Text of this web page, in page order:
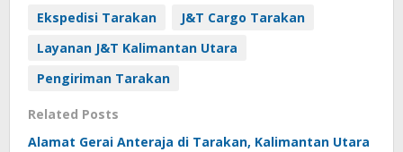
Ekspedisi Tarakan
J&T Cargo Tarakan
Layanan J&T Kalimantan Utara
Pengiriman Tarakan
Related Posts
Alamat Gerai Anteraja di Tarakan, Kalimantan Utara